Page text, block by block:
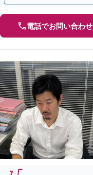
電話でお問い合わせ